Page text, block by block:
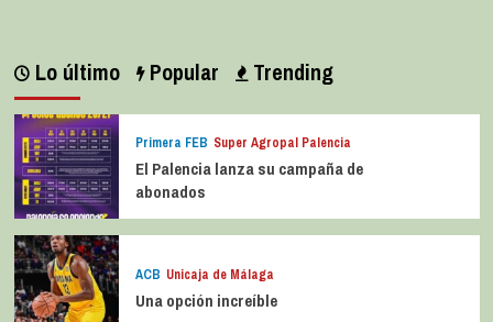
Lo último Popular Trending
Primera FEB Super Agropal Palencia
El Palencia lanza su campaña de
abonados
ACB Unicaja de Málaga
Una opción increíble